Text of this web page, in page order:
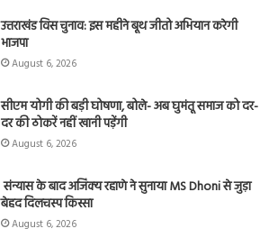
उत्तराखंड विस चुनाव: इस महीने बूथ जीतो अभियान करेगी
भाजपा
August 6, 2026
सीएम योगी की बड़ी घोषणा, बोले- अब घुमंतू समाज को दर-
दर की ठोकरें नहीं खानी पड़ेंगी
August 6, 2026
संन्यास के बाद अजिंक्‍य रहाणे ने सुनाया MS Dhoni से जुड़ा
बेहद दिलचस्प किस्सा
August 6, 2026